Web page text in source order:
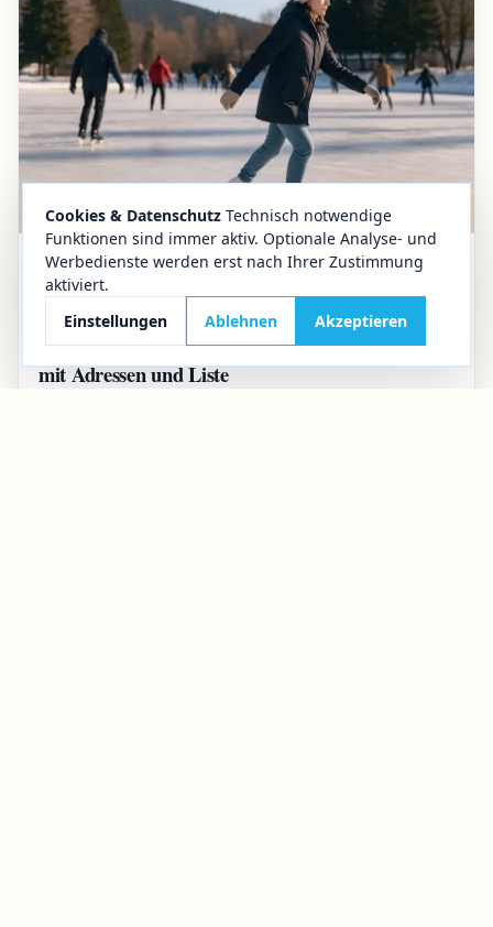
Cookies & Datenschutz Technisch notwendige
Funktionen sind immer aktiv. Optionale Analyse- und
Werbedienste werden erst nach Ihrer Zustimmung
aktiviert.
Einstellungen
Ablehnen Akzeptieren
Im Überblick
Die besten Schlittschuhbahnen im Harz 2025/2026
mit Adressen und Liste